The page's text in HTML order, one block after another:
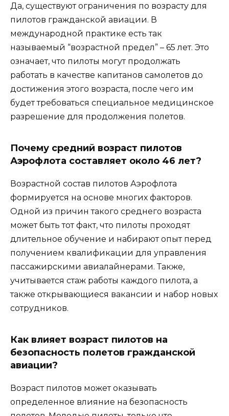
Да, существуют ограничения по возрасту для
пилотов гражданской авиации. В
международной практике есть так
называемый “возрастной предел” – 65 лет. Это
означает, что пилоты могут продолжать
работать в качестве капитанов самолетов до
достижения этого возраста, после чего им
будет требоваться специальное медицинское
разрешение для продолжения полетов.
Почему средний возраст пилотов
Аэрофлота составляет около 46 лет?
Возрастной состав пилотов Аэрофлота
формируется на основе многих факторов.
Одной из причин такого среднего возраста
может быть тот факт, что пилоты проходят
длительное обучение и набирают опыт перед
получением квалификации для управления
пассажирскими авиалайнерами. Также,
учитывается стаж работы каждого пилота, а
также открывающиеся вакансии и набор новых
сотрудников.
Как влияет возраст пилотов на
безопасность полетов гражданской
авиации?
Возраст пилотов может оказывать
определенное влияние на безопасность